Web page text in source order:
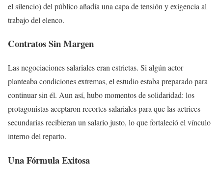
el silencio) del público añadía una capa de tensión y exigencia al
trabajo del elenco.
Contratos Sin Margen
Las negociaciones salariales eran estrictas. Si algún actor
planteaba condiciones extremas, el estudio estaba preparado para
continuar sin él. Aun así, hubo momentos de solidaridad: los
protagonistas aceptaron recortes salariales para que las actrices
secundarias recibieran un salario justo, lo que fortaleció el vínculo
interno del reparto.
Una Fórmula Exitosa